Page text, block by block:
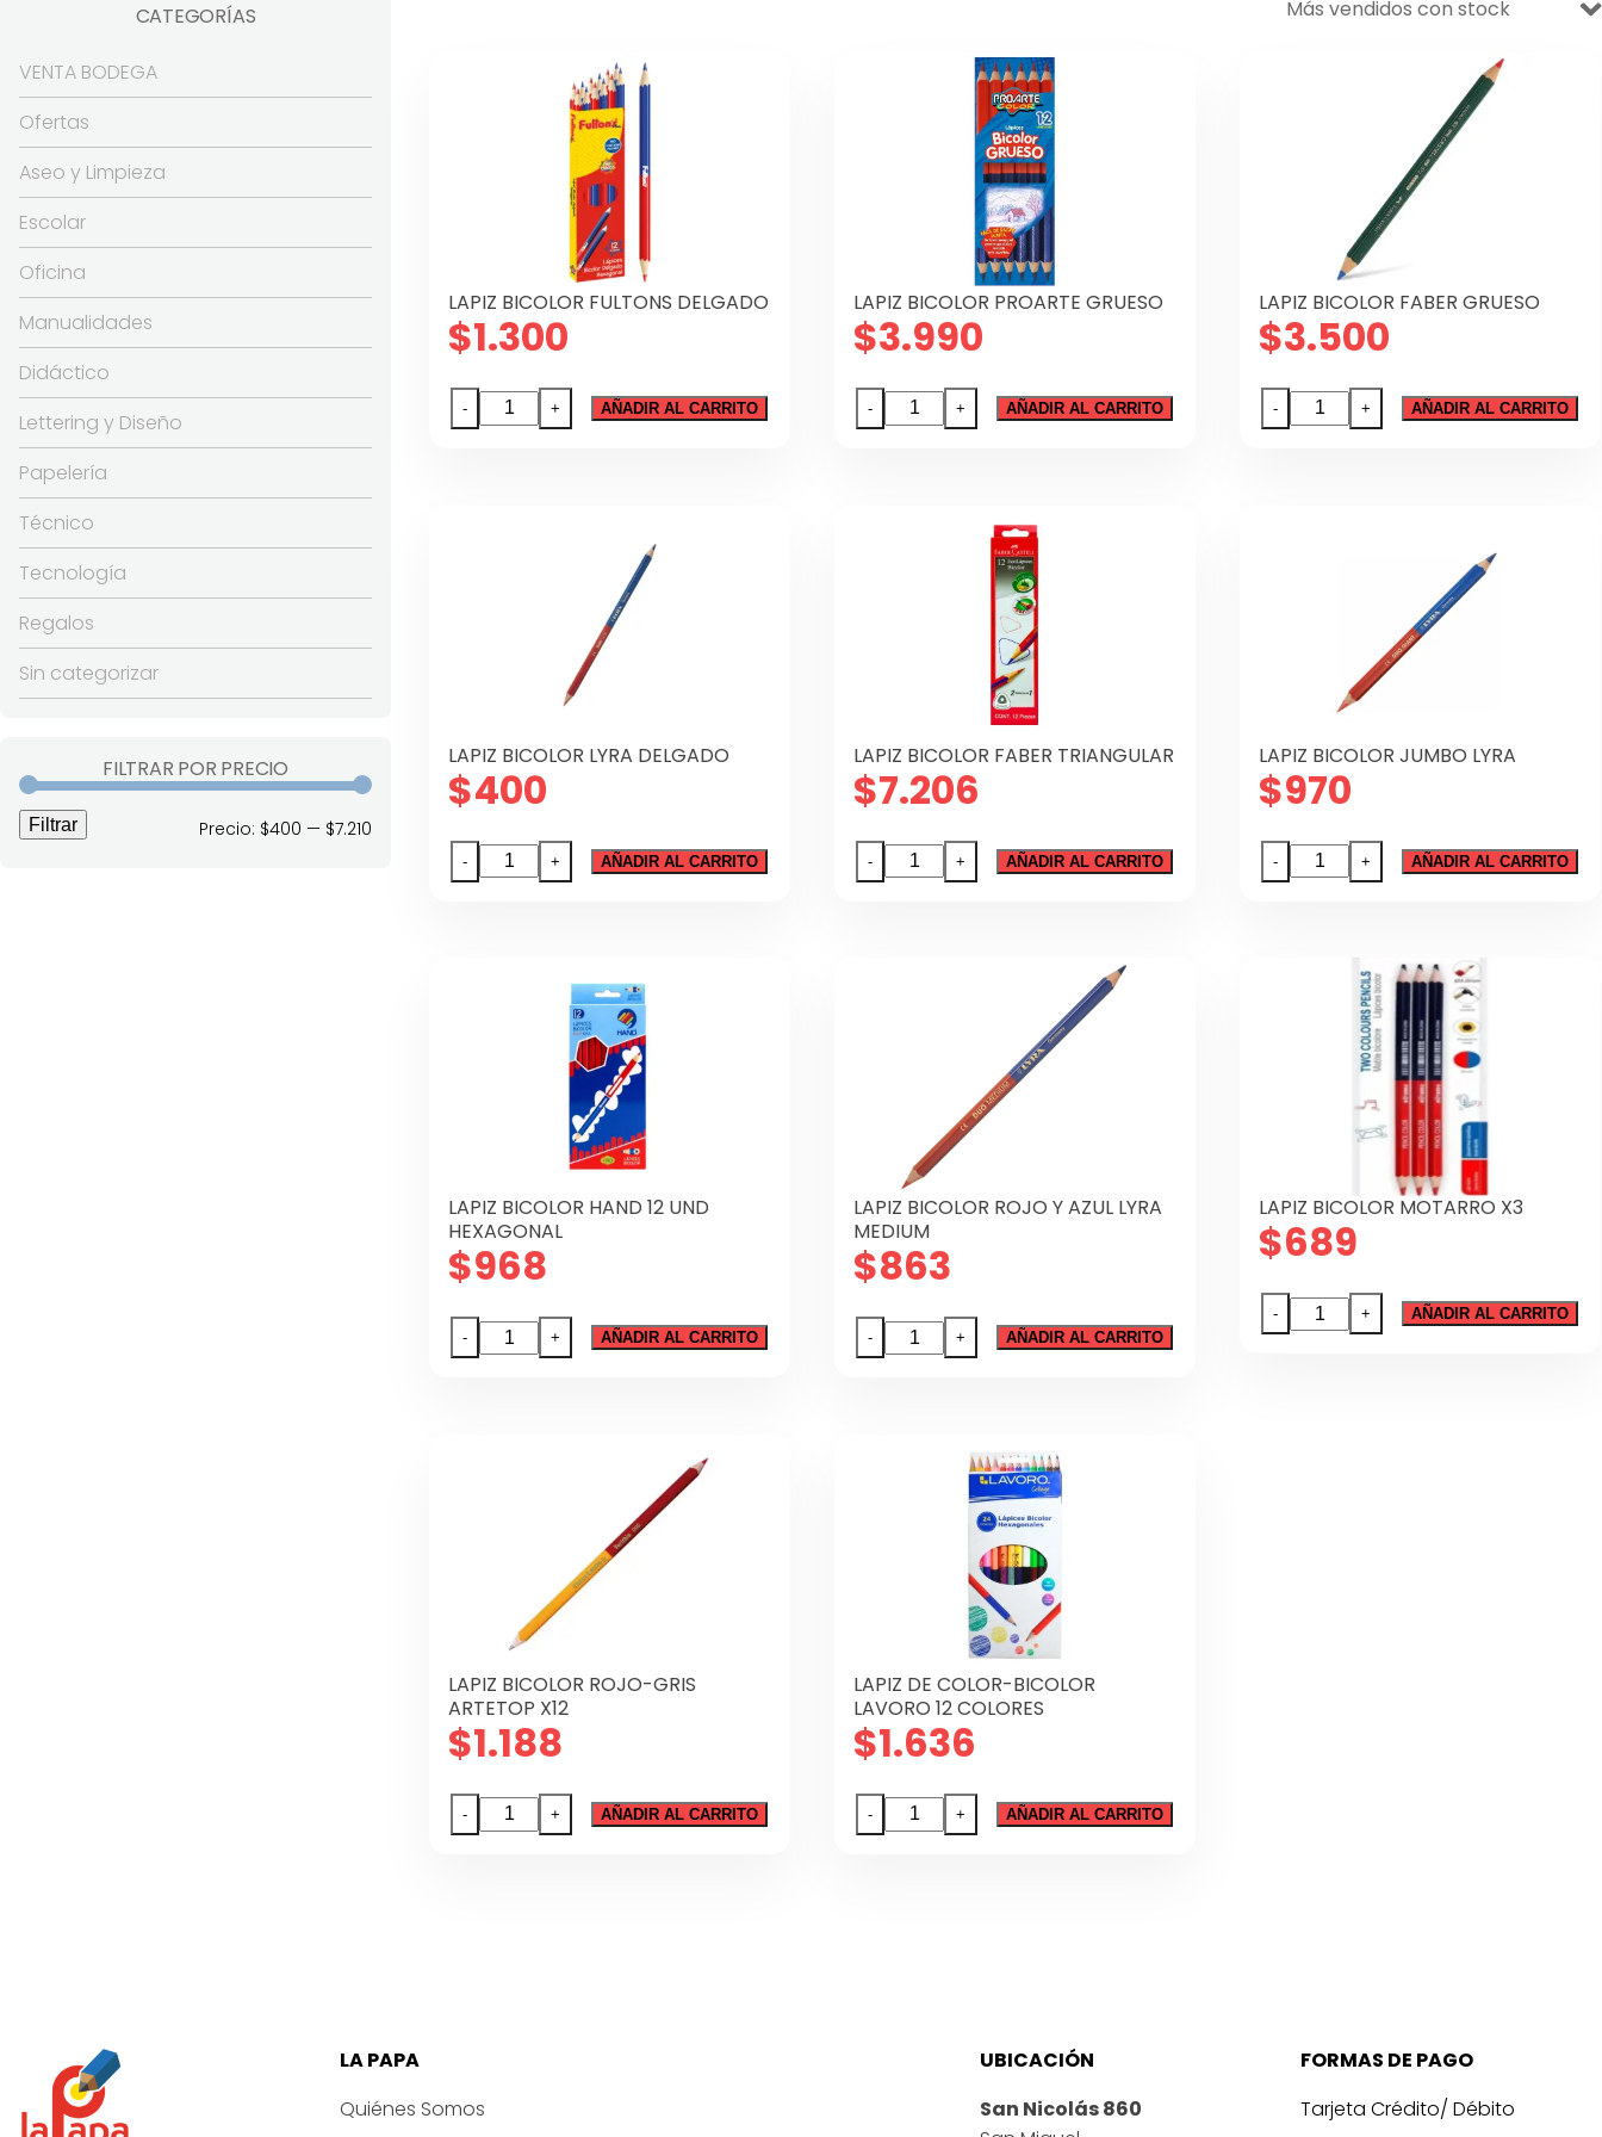
CATEGORÍAS
VENTA BODEGA
Ofertas
Aseo y Limpieza
Escolar
Oficina
Manualidades
Didáctico
Lettering y Diseño
Papelería
Técnico
Tecnología
Regalos
Sin categorizar
FILTRAR POR PRECIO
Filtrar Precio: $400 — $7.210
LAPIZ BICOLOR FULTONS DELGADO
$1.300
-
LAPIZ
BICOLOR
+ AÑADIR AL CARRITO
LAPIZ BICOLOR PROARTE GRUESO
$3.990
-
LAPIZ
BICOLOR
+ AÑADIR AL CARRITO
LAPIZ BICOLOR FABER GRUESO
$3.500
-
LAPIZ
BICOLOR
+ AÑADIR AL CARRITO
LAPIZ BICOLOR LYRA DELGADO
$400
-
LAPIZ
BICOLOR
+ AÑADIR AL CARRITO
LAPIZ BICOLOR FABER TRIANGULAR
$7.206
-
LAPIZ
BICOLOR
+ AÑADIR AL CARRITO
LAPIZ BICOLOR JUMBO LYRA
$970
-
LAPIZ
BICOLOR
cantidad
+ AÑADIR AL CARRITO
LAPIZ BICOLOR HAND 12 UND
HEXAGONAL
$968
-
LAPIZ
BICOLOR
+ AÑADIR AL CARRITO
LAPIZ BICOLOR ROJO Y AZUL LYRA
MEDIUM
$863
-
LAPIZ
BICOLOR
+ AÑADIR AL CARRITO
LAPIZ BICOLOR MOTARRO X3
$689
-
LAPIZ
BICOLOR
+ AÑADIR AL CARRITO
LAPIZ BICOLOR ROJO-GRIS
ARTETOP X12
$1.188
-
LAPIZ
BICOLOR
+ AÑADIR AL CARRITO
LAPIZ DE COLOR-BICOLOR
LAVORO 12 COLORES
$1.636
-
LAPIZ
DE
+ AÑADIR AL CARRITO
LA PAPA
Quiénes Somos
UBICACIÓN
San Nicolás 860
FORMAS DE PAGO
Tarjeta Crédito/ Débito